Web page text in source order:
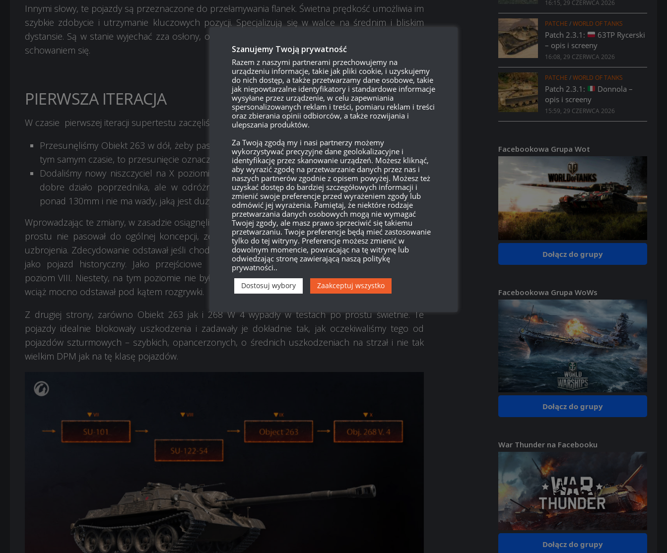
Innymi słowy, te pojazdy są przeznaczone do przełamywania flanek. Świetna prędkość umożliwia im
szybkie zdobycie i utrzymanie kluczowych pozycji. Specjalizują się w walce na średnim i bliskim
dystansie. Są w stanie wyjechać zza osłony, odbić strzał przeciwnika i posłać kilka pocisków przed
schowaniem się.
PIERWSZA ITERACJA
W czasie pierwszej iteracji supertestu zaczęliśmy od tej właśnie koncepcji. W jej ramach:
Przesunęliśmy Obiekt 263 w dół, żeby pasował z racji swego pancerza i uszkodzeń na strzał. W
tym samym czasie, to przesunięcie oznaczało, że nie musimy go wzmacniać by pasował jako X.
Dodaliśmy nowy niszczyciel na X poziomie: Obiekt 268 Wariant 4. Ma on prędkość, pancerz i
dobre działo poprzednika, ale w odróżnieniu od nich może skorzystać z działa o kalibrze
ponad 130mm i nie ma wady, jaką jest duży odkryty przedział bojowy.
Wprowadzając te zmiany, w zasadzie osiągnęliśmy cel, ale pozostawała kwestia SU-122-54, który po
prostu nie pasował do ogólnej koncepcji, ze swoim bardzo konserwatywnym umiejscowieniem
uzbrojenia. Zdecydowanie odstawał jeśli chodzi o sposób rozgrywki, ale z drugiej strony był cenny
jako pojazd historyczny. Jako przejściowe rozwiązanie, przetestowaliśmy go jako potencjalny
poziom VIII. Niestety, na tym poziomie nie był lepszy, nie radził sobie z blokowaniem uszkodzeń i
wciąż mocno odstawał pod kątem rozgrywki.
Z drugiej strony, zarówno Obiekt 263 jak i 268 W 4 wypadły w testach po prostu świetnie. Te
pojazdy idealnie blokowały uszkodzenia i zadawały je dokładnie tak, jak oczekiwaliśmy tego od
pojazdów szturmowych – szybkich, opancerzonych, o średnich uszkodzeniach na strzał i nie tak
wielkim DPM jak na tę klasę pojazdów.
16:15, 29 CZERWCA 2026
PATCHE /WORLD OF TANKS
Patch 2.3.1:
63TP Rycerski
– opis i screeny
16:08, 29 CZERWCA 2026
PATCHE /WORLD OF TANKS
Patch 2.3.1:
Donnola –
opis i screeny
15:59, 29 CZERWCA 2026
Facebookowa Grupa Wot
Dołącz do grupy
Facebookowa Grupa WoWs
Dołącz do grupy
War Thunder na Facebooku
Dołącz do grupy
Szanujemy Twoją prywatność
Razem z naszymi partnerami przechowujemy na
urządzeniu informacje, takie jak pliki cookie, i uzyskujemy
do nich dostęp, a także przetwarzamy dane osobowe, takie
jak niepowtarzalne identyfikatory i standardowe informacje
wysyłane przez urządzenie, w celu zapewniania
spersonalizowanych reklam i treści, pomiaru reklam i treści
oraz zbierania opinii odbiorców, a także rozwijania i
ulepszania produktów.
Za Twoją zgodą my i nasi partnerzy możemy
wykorzystywać precyzyjne dane geolokalizacyjne i
identyfikację przez skanowanie urządzeń. Możesz kliknąć,
aby wyrazić zgodę na przetwarzanie danych przez nas i
naszych partnerów zgodnie z opisem powyżej. Możesz też
uzyskać dostęp do bardziej szczegółowych informacji i
zmienić swoje preferencje przed wyrażeniem zgody lub
odmówić jej wyrażenia. Pamiętaj, że niektóre rodzaje
przetwarzania danych osobowych mogą nie wymagać
Twojej zgody, ale masz prawo sprzeciwić się takiemu
przetwarzaniu. Twoje preferencje będą mieć zastosowanie
tylko do tej witryny. Preferencje możesz zmienić w
dowolnym momencie, powracając na tę witrynę lub
odwiedzając stronę zawierającą naszą politykę
prywatności..
Dostosuj wybory Zaakceptuj wszystko